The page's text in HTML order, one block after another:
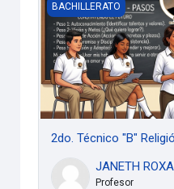
2do. Técnico "B"
BACHILLERATO
2do. Técnico "B"
JANETH
Profesor